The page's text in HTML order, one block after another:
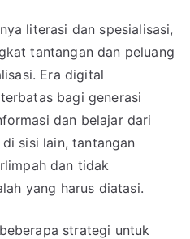
literasi dan spesialisasi,
tantangan dan peluang
Era digital
bagi generasi
dan belajar dari
sisi lain, tantangan
dan tidak
yang harus diatasi.
strategi untuk